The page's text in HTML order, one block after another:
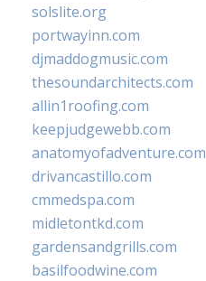
solslite.org
portwayinn.com
djmaddogmusic.com
thesoundarchitects.com
allin1roofing.com
keepjudgewebb.com
anatomyofadventure.com
drivancastillo.com
cmmedspa.com
midletontkd.com
gardensandgrills.com
basilfoodwine.com